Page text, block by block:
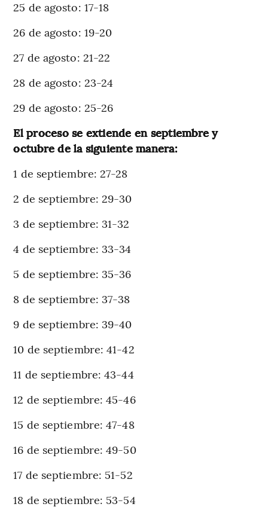
25 de agosto: 17-18
26 de agosto: 19-20
27 de agosto: 21-22
28 de agosto: 23-24
29 de agosto: 25-26
El proceso se extiende en septiembre y
octubre de la siguiente manera:
1 de septiembre: 27-28
2 de septiembre: 29-30
3 de septiembre: 31-32
4 de septiembre: 33-34
5 de septiembre: 35-36
8 de septiembre: 37-38
9 de septiembre: 39-40
10 de septiembre: 41-42
11 de septiembre: 43-44
12 de septiembre: 45-46
15 de septiembre: 47-48
16 de septiembre: 49-50
17 de septiembre: 51-52
18 de septiembre: 53-54